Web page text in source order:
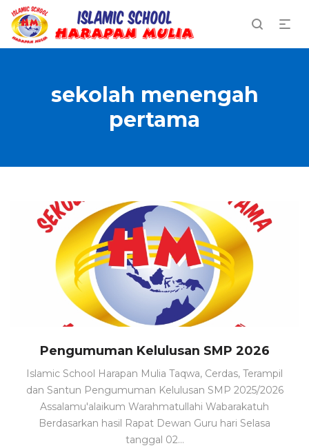
sekolah menengah
pertama
Pengumuman Kelulusan SMP 2026
Islamic School Harapan Mulia Taqwa, Cerdas, Terampil
dan Santun Pengumuman Kelulusan SMP 2025/2026
Assalamu'alaikum Warahmatullahi Wabarakatuh
Berdasarkan hasil Rapat Dewan Guru hari Selasa
tanggal 02…